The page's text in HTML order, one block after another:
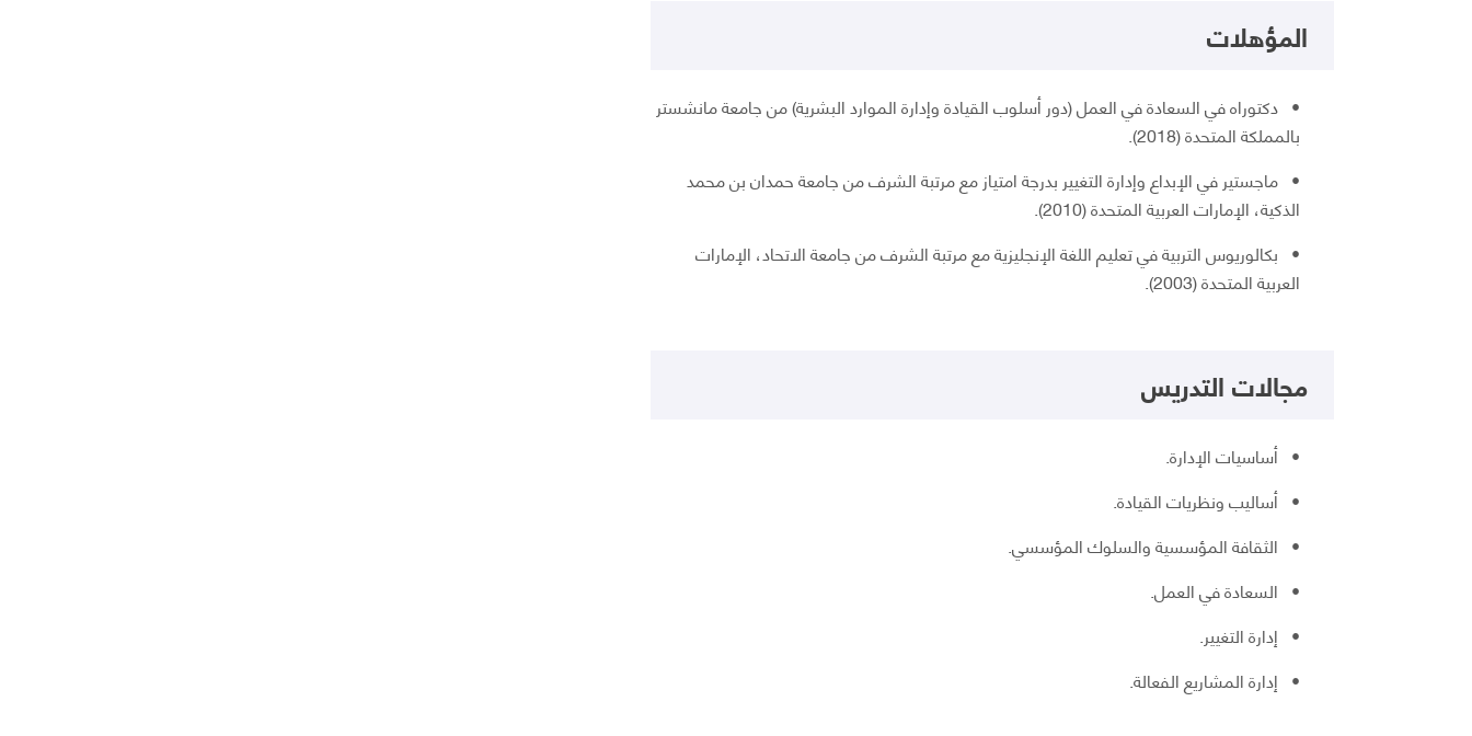
المؤهلات
• دكتوراه في السعادة في العمل (دور أسلوب القيادة وإدارة الموارد البشرية) من جامعة مانشستر
بالمملكة المتحدة (2018).
• ماجستير في الإبداع وإدارة التغيير بدرجة امتياز مع مرتبة الشرف من جامعة حمدان بن محمد
الذكية، الإمارات العربية المتحدة (2010).
• بكالوريوس التربية في تعليم اللغة الإنجليزية مع مرتبة الشرف من جامعة الاتحاد، الإمارات
العربية المتحدة (2003).
مجالات التدريس
• أساسيات الإدارة.
• أساليب ونظريات القيادة.
• الثقافة المؤسسية والسلوك المؤسسي.
• السعادة في العمل.
• إدارة التغيير.
• إدارة المشاريع الفعالة.